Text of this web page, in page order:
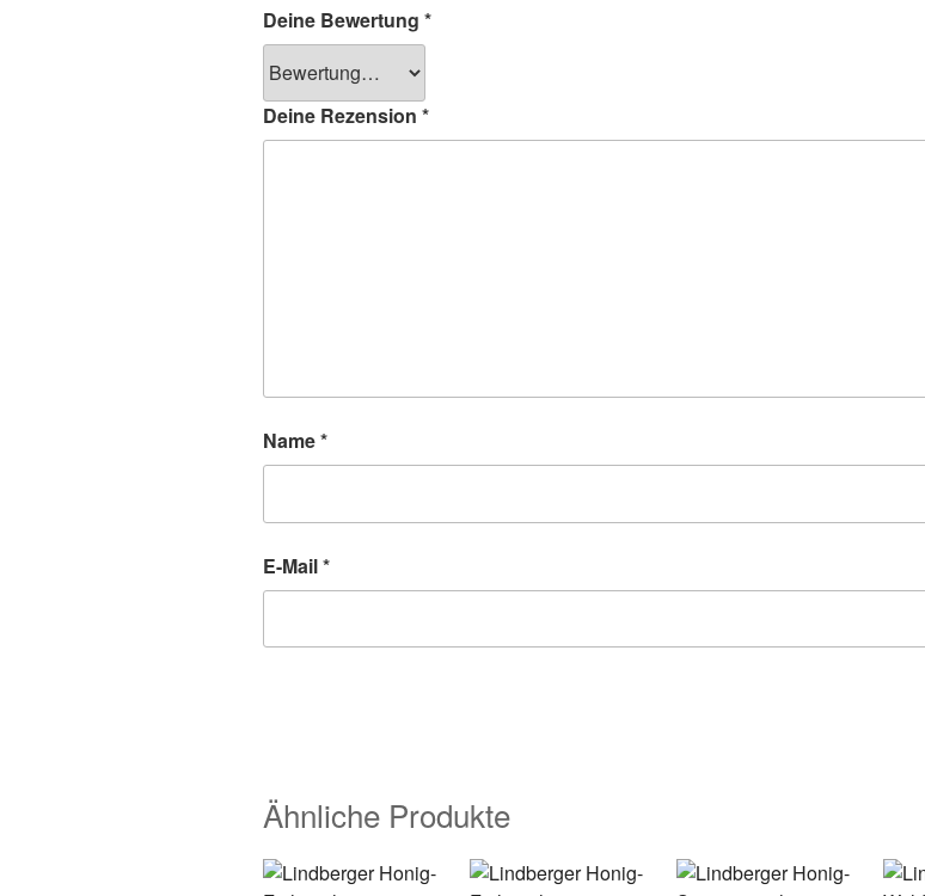
Deine Bewertung *
Deine Rezension *
Name*
E-Mail*
Ähnliche Produkte